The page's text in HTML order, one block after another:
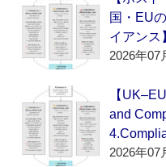
国・EU
イアン
2026年07
【
and
2026年07